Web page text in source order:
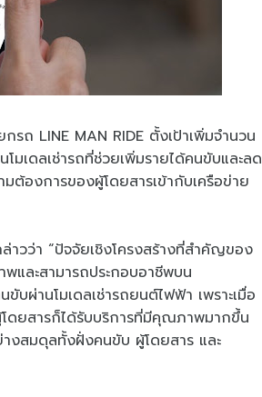
รถ LINE MAN RIDE ตั้งเป้าเพิ่มจำนวน
ดลเช่ารถที่ช่วยเพิ่มรายได้คนขับและลด
ต้องการของผู้โดยสารเข้ากับเครือข่าย
าวว่า “ปัจจัยเชิงโครงสร้างที่สำคัญของ
และสามารถประกอบอาชีพบน
ผ่านโมเดลเช่ารถยนต์ไฟฟ้า เพราะเมื่อ
ดยสารก็ได้รับบริการที่มีคุณภาพมากขึ้น
งสมดุลทั้งฝั่งคนขับ ผู้โดยสาร และ